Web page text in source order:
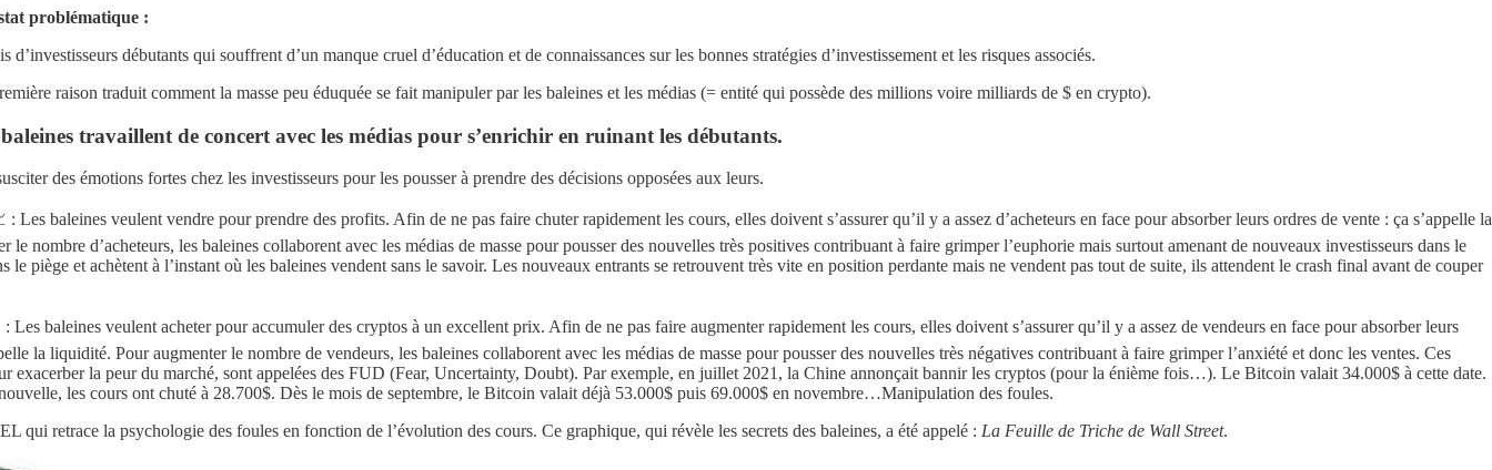
problématique :
d’investisseurs débutants qui souffrent d’un manque cruel d’éducation et de connaissances sur les bonnes stratégies d’investissement et les risques associés.
raison traduit comment la masse peu éduquée se fait manipuler par les baleines et les médias (= entité qui possède des millions voire milliards de $ en crypto).
travaillent de concert avec les médias pour s’enrichir en ruinant les débutants.
des émotions fortes chez les investisseurs pour les pousser à prendre des décisions opposées aux leurs.
: Les baleines veulent vendre pour prendre des profits. Afin de ne pas faire chuter rapidement les cours, elles doivent s’assurer qu’il y a assez d’acheteurs en face pour absorber leurs ordres de vente : ça s’appelle la
le nombre d’acheteurs, les baleines collaborent avec les médias de masse pour pousser des nouvelles très positives contribuant à faire grimper l’euphorie mais surtout amenant de nouveaux investisseurs dans le
le piège et achètent à l’instant où les baleines vendent sans le savoir. Les nouveaux entrants se retrouvent très vite en position perdante mais ne vendent pas tout de suite, ils attendent le crash final avant de couper
Les baleines veulent acheter pour accumuler des cryptos à un excellent prix. Afin de ne pas faire augmenter rapidement les cours, elles doivent s’assurer qu’il y a assez de vendeurs en face pour absorber leurs
la liquidité. Pour augmenter le nombre de vendeurs, les baleines collaborent avec les médias de masse pour pousser des nouvelles très négatives contribuant à faire grimper l’anxiété et donc les ventes. Ces
exacerber la peur du marché, sont appelées des FUD (Fear, Uncertainty, Doubt). Par exemple, en juillet 2021, la Chine annonçait bannir les cryptos (pour la énième fois…). Le Bitcoin valait 34.000$ à cette date.
les cours ont chuté à 28.700$. Dès le mois de septembre, le Bitcoin valait déjà 53.000$ puis 69.000$ en novembre…Manipulation des foules.
qui retrace la psychologie des foules en fonction de l’évolution des cours. Ce graphique, qui révèle les secrets des baleines, a été appelé : La Feuille de Triche de Wall Street.